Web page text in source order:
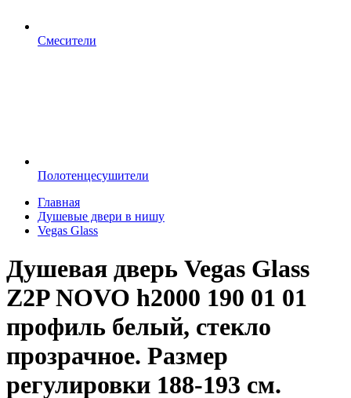
Смесители
Полотенцесушители
Главная
Душевые двери в нишу
Vegas Glass
Душевая дверь Vegas Glass
Z2P NOVO h2000 190 01 01
профиль белый, стекло
прозрачное. Размер
регулировки 188-193 см.